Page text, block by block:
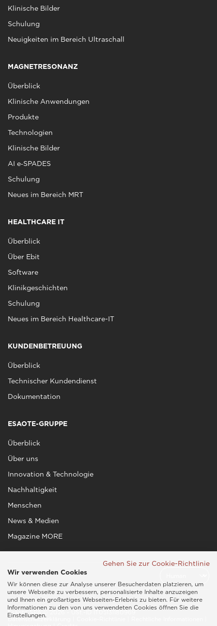
Klinische Bilder
Schulung
Neuigkeiten im Bereich Ultraschall
MAGNETRESONANZ
Überblick
Klinische Anwendungen
Produkte
Technologien
Klinische Bilder
AI e‑SPADES
Schulung
Neues im Bereich MRT
HEALTHCARE IT
Überblick
Über Ebit
Software
Klinikgeschichten
Schulung
Neues im Bereich Healthcare-IT
KUNDENBETREUUNG
Überblick
Technischer Kundendienst
Dokumentation
ESAOTE-GRUPPE
Überblick
Über uns
Innovation & Technologie
Nachhaltigkeit
Menschen
News & Medien
Magazine MORE
Esaote SPA © 2026 - USt.-ID IT05131180969
Datenschutzerklärung
Gehen Sie zur Cookie-Richtlinie
Wir verwenden Cookies
Wir können diese zur Analyse unserer Besucherdaten platzieren, um
unsere Webseite zu verbessern, personalisierte Inhalte anzuzeigen
und Ihnen ein großartiges Webseiten-Erlebnis zu bieten. Für weitere
Informationen zu den von uns verwendeten Cookies öffnen Sie die
Einstellungen.